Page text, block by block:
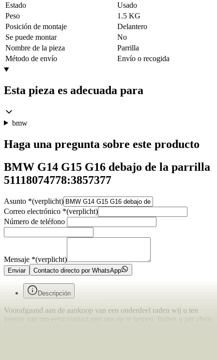
Estado
Usado
Peso
1.5 KG
Posición de montaje
Delantero
Se puede montar
No
Nombre de la pieza
Parrilla
Método de envío
Envío o recogida
Esta pieza es adecuada para
bmw
Haga una pregunta sobre este producto
BMW G14 G15 G16 debajo de la parrilla
51118074778:3857377
Asunto *(verplicht)
Correo electrónico *(verplicht)
Número de teléfono
Mensaje *(verplicht)
Enviar Contacto directo por WhatsApp
Descripción
Voorafgaand aan de aankoop van een onderdeel raden wij u ten
zeerste aan om eerst contact met ons op te nemen. Indien u per abuis